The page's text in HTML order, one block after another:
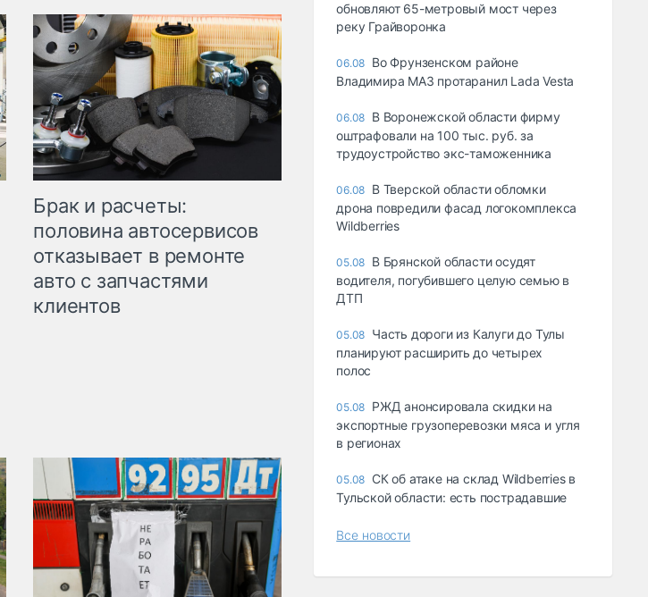
Брак и расчеты:
половина автосервисов
отказывает в ремонте
авто с запчастями
клиентов
обновляют 65-метровый мост через
реку Грайворонка
06.08 Во Фрунзенском районе
Владимира МАЗ протаранил Lada Vesta
06.08 В Воронежской области фирму
оштрафовали на 100 тыс. руб. за
трудоустройство экс-таможенника
06.08 В Тверской области обломки
дрона повредили фасад логокомплекса
Wildberries
05.08 В Брянской области осудят
водителя, погубившего целую семью в
ДТП
05.08 Часть дороги из Калуги до Тулы
планируют расширить до четырех
полос
05.08 РЖД анонсировала скидки на
экспортные грузоперевозки мяса и угля
в регионах
05.08 СК об атаке на склад Wildberries в
Тульской области: есть пострадавшие
Все новости